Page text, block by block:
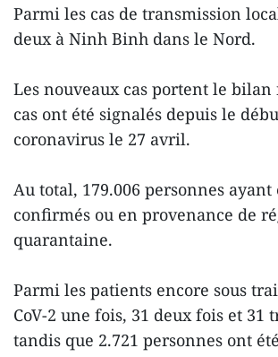
Parmi les cas de transmission
deux à Ninh Binh dans le Nord.
Les nouveaux cas portent le bilan
cas ont été signalés depuis le
coronavirus le 27 avril.
Au total, 179.006 personnes
confirmés ou en provenance de
quarantaine.
Parmi les patients encore sous
CoV-2 une fois, 31 deux fois et
tandis que 2.721 personnes ont